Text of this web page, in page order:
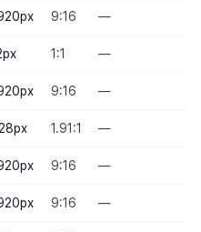
px 9:16 —
px 1:1 —
px 9:16 —
px 1.91:1 —
px 9:16 —
px 9:16 —